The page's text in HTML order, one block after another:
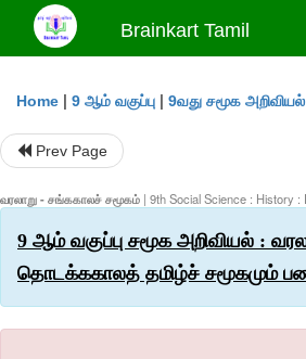
Brainkart Tamil
Home | 9 ஆம் வகுப்பு | 9வது சமூக அறிவியல்
Prev Page
வரலாறு - சங்ககாலச் சமூகம் | 9th Social Science : History
9 ஆம் வகுப்பு சமூக அறிவியல் :
தொடக்ககாலத் தமிழ்ச் சமூகமும்